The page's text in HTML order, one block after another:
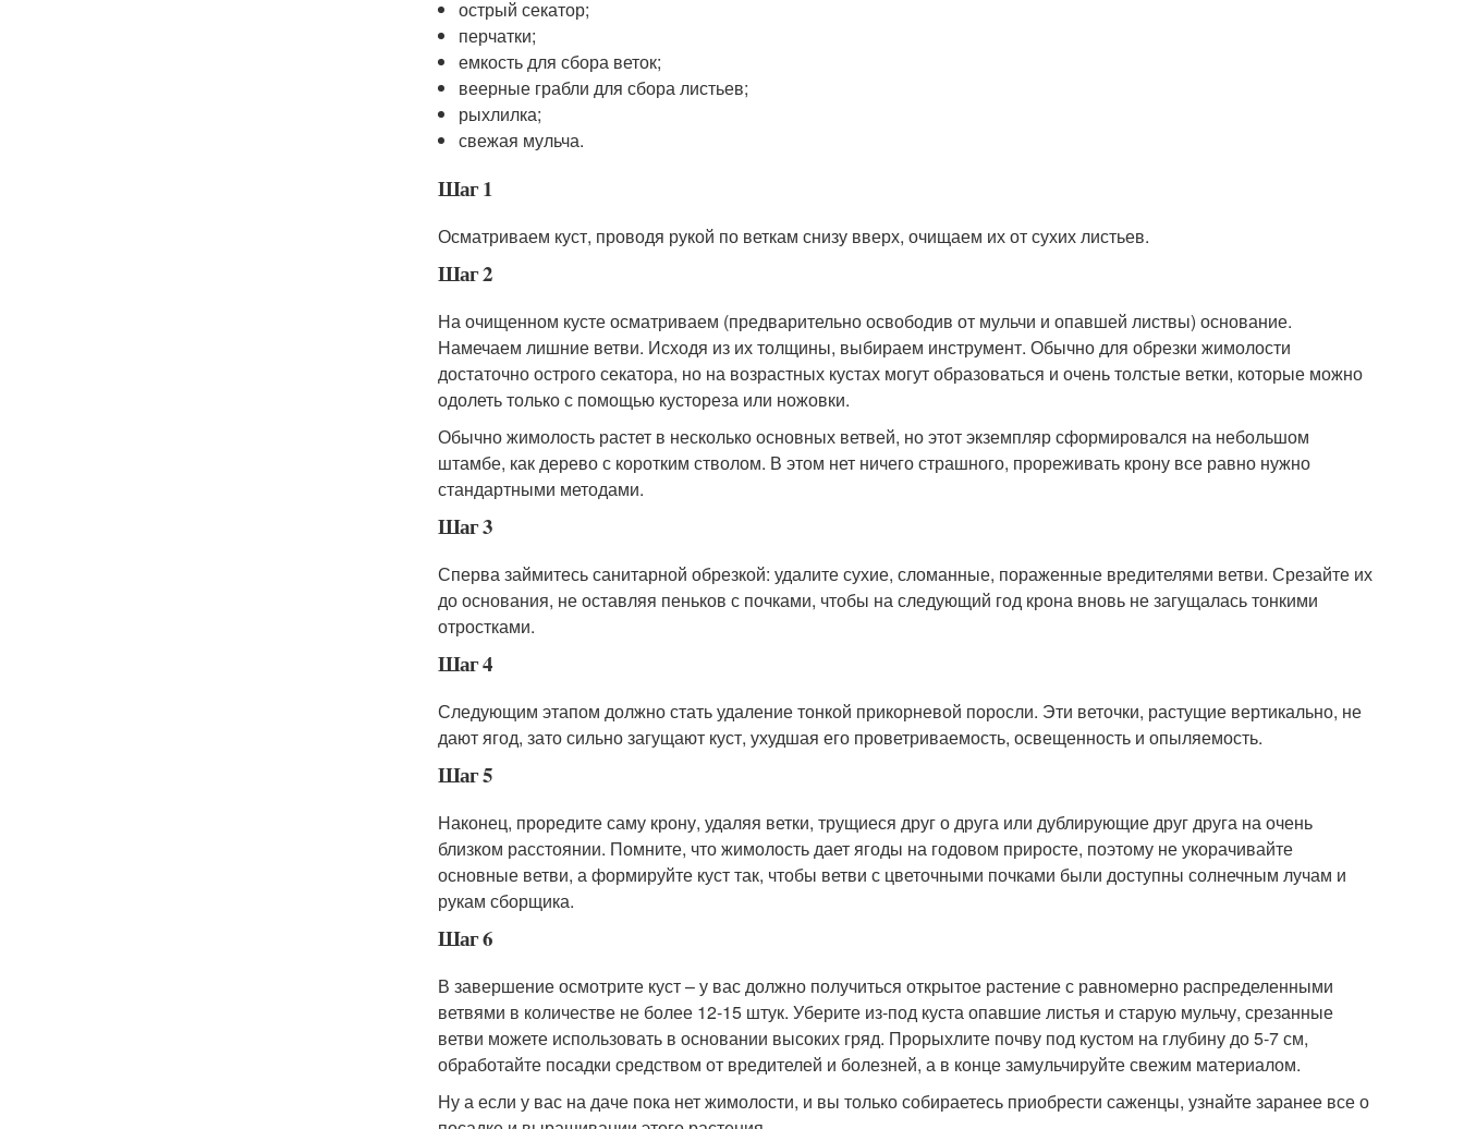
острый секатор;
перчатки;
емкость для сбора веток;
веерные грабли для сбора листьев;
рыхлилка;
свежая мульча.
Шаг 1
Осматриваем куст, проводя рукой по веткам снизу вверх, очищаем их от сухих листьев.
Шаг 2
На очищенном кусте осматриваем (предварительно освободив от мульчи и опавшей листвы) основание.
Намечаем лишние ветви. Исходя из их толщины, выбираем инструмент. Обычно для обрезки жимолости
достаточно острого секатора, но на возрастных кустах могут образоваться и очень толстые ветки, которые можно
одолеть только с помощью кустореза или ножовки.
Обычно жимолость растет в несколько основных ветвей, но этот экземпляр сформировался на небольшом
штамбе, как дерево с коротким стволом. В этом нет ничего страшного, прореживать крону все равно нужно
стандартными методами.
Шаг 3
Сперва займитесь санитарной обрезкой: удалите сухие, сломанные, пораженные вредителями ветви. Срезайте их
до основания, не оставляя пеньков с почками, чтобы на следующий год крона вновь не загущалась тонкими
отростками.
Шаг 4
Следующим этапом должно стать удаление тонкой прикорневой поросли. Эти веточки, растущие вертикально, не
дают ягод, зато сильно загущают куст, ухудшая его проветриваемость, освещенность и опыляемость.
Шаг 5
Наконец, проредите саму крону, удаляя ветки, трущиеся друг о друга или дублирующие друг друга на очень
близком расстоянии. Помните, что жимолость дает ягоды на годовом приросте, поэтому не укорачивайте
основные ветви, а формируйте куст так, чтобы ветви с цветочными почками были доступны солнечным лучам и
рукам сборщика.
Шаг 6
В завершение осмотрите куст – у вас должно получиться открытое растение с равномерно распределенными
ветвями в количестве не более 12-15 штук. Уберите из-под куста опавшие листья и старую мульчу, срезанные
ветви можете использовать в основании высоких гряд. Прорыхлите почву под кустом на глубину до 5-7 см,
обработайте посадки средством от вредителей и болезней, а в конце замульчируйте свежим материалом.
Ну а если у вас на даче пока нет жимолости, и вы только собираетесь приобрести саженцы, узнайте заранее все о